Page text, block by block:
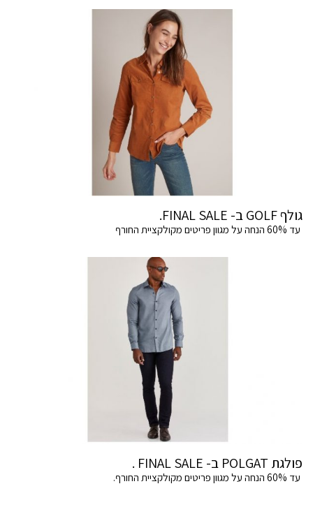
גולף GOLF ב- FINAL SALE.
עד 60% הנחה על מגוון פריטים מקולקציית החורף
פולגת POLGAT ב- FINAL SALE .
עד 60% הנחה על מגוון פריטים מקולקציית החורף.